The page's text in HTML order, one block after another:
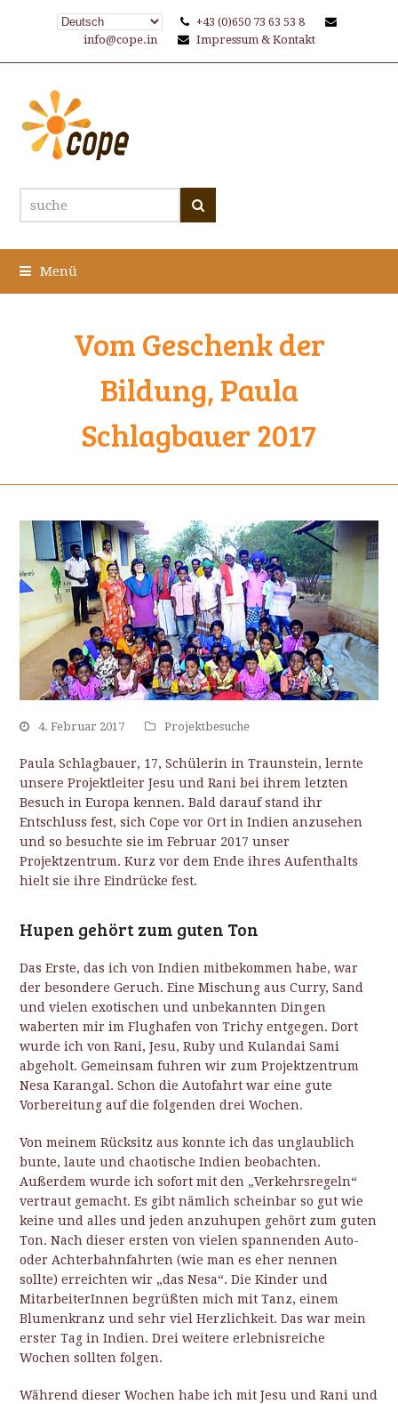
+43 (0)650 73 63 53 8
info@cope.in
Impressum & Kontakt
suche
Menü
Vom Geschenk der
Bildung, Paula
Schlagbauer 2017
4. Februar 2017 Projektbesuche
Paula Schlagbauer, 17, Schülerin in Traunstein, lernte
unsere Projektleiter Jesu und Rani bei ihrem letzten
Besuch in Europa kennen. Bald darauf stand ihr
Entschluss fest, sich Cope vor Ort in Indien anzusehen
und so besuchte sie im Februar 2017 unser
Projektzentrum. Kurz vor dem Ende ihres Aufenthalts
hielt sie ihre Eindrücke fest.
Hupen gehört zum guten Ton
Das Erste, das ich von Indien mitbekommen habe, war
der besondere Geruch. Eine Mischung aus Curry, Sand
und vielen exotischen und unbekannten Dingen
waberten mir im Flughafen von Trichy entgegen. Dort
wurde ich von Rani, Jesu, Ruby und Kulandai Sami
abgeholt. Gemeinsam fuhren wir zum Projektzentrum
Nesa Karangal. Schon die Autofahrt war eine gute
Vorbereitung auf die folgenden drei Wochen.
Von meinem Rücksitz aus konnte ich das unglaublich
bunte, laute und chaotische Indien beobachten.
Außerdem wurde ich sofort mit den „Verkehrsregeln“
vertraut gemacht. Es gibt nämlich scheinbar so gut wie
keine und alles und jeden anzuhupen gehört zum guten
Ton. Nach dieser ersten von vielen spannenden Auto-
oder Achterbahnfahrten (wie man es eher nennen
sollte) erreichten wir „das Nesa“. Die Kinder und
MitarbeiterInnen begrüßten mich mit Tanz, einem
Blumenkranz und sehr viel Herzlichkeit. Das war mein
erster Tag in Indien. Drei weitere erlebnisreiche
Wochen sollten folgen.
Während dieser Wochen habe ich mit Jesu und Rani und